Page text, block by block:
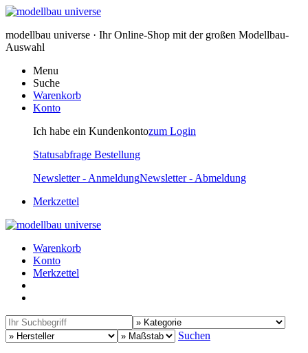
modellbau universe · Ihr Online-Shop mit der großen Modellbau-
Auswahl
Menu
Suche
Warenkorb
Konto
Ich habe ein Kundenkontozum Login
Statusabfrage Bestellung
Newsletter - AnmeldungNewsletter - Abmeldung
Merkzettel
Warenkorb
Konto
Merkzettel
Suchen